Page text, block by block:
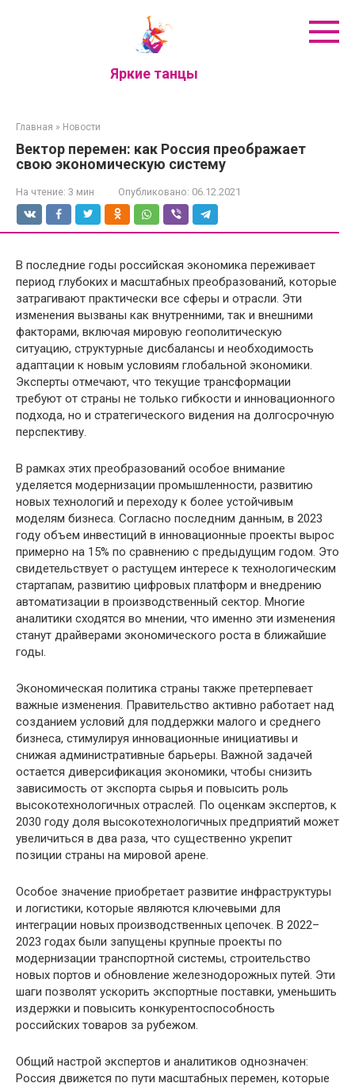
Яркие танцы
Главная » Новости
Вектор перемен: как Россия преображает
свою экономическую систему
На чтение: 3 мин Опубликовано: 06.12.2021
В последние годы российская экономика переживает
период глубоких и масштабных преобразований, которые
затрагивают практически все сферы и отрасли. Эти
изменения вызваны как внутренними, так и внешними
факторами, включая мировую геополитическую
ситуацию, структурные дисбалансы и необходимость
адаптации к новым условиям глобальной экономики.
Эксперты отмечают, что текущие трансформации
требуют от страны не только гибкости и инновационного
подхода, но и стратегического видения на долгосрочную
перспективу.
В рамках этих преобразований особое внимание
уделяется модернизации промышленности, развитию
новых технологий и переходу к более устойчивым
моделям бизнеса. Согласно последним данным, в 2023
году объем инвестиций в инновационные проекты вырос
примерно на 15% по сравнению с предыдущим годом. Это
свидетельствует о растущем интересе к технологическим
стартапам, развитию цифровых платформ и внедрению
автоматизации в производственный сектор. Многие
аналитики сходятся во мнении, что именно эти изменения
станут драйверами экономического роста в ближайшие
годы.
Экономическая политика страны также претерпевает
важные изменения. Правительство активно работает над
созданием условий для поддержки малого и среднего
бизнеса, стимулируя инновационные инициативы и
снижая административные барьеры. Важной задачей
остается диверсификация экономики, чтобы снизить
зависимость от экспорта сырья и повысить роль
высокотехнологичных отраслей. По оценкам экспертов, к
2030 году доля высокотехнологичных предприятий может
увеличиться в два раза, что существенно укрепит
позиции страны на мировой арене.
Особое значение приобретает развитие инфраструктуры
и логистики, которые являются ключевыми для
интеграции новых производственных цепочек. В 2022–
2023 годах были запущены крупные проекты по
модернизации транспортной системы, строительство
новых портов и обновление железнодорожных путей. Эти
шаги позволят ускорить экспортные поставки, уменьшить
издержки и повысить конкурентоспособность
российских товаров за рубежом.
Общий настрой экспертов и аналитиков однозначен:
Россия движется по пути масштабных перемен, которые